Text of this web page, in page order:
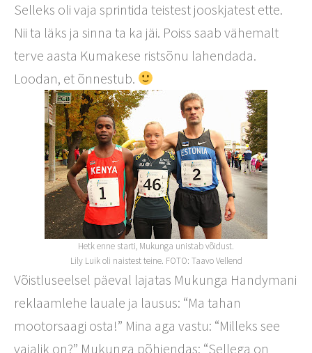
Selleks oli vaja sprintida teistest jooskjatest ette.
Nii ta läks ja sinna ta ka jäi. Poiss saab vähemalt
terve aasta Kumakese ristsõnu lahendada.
Loodan, et õnnestub.
Hetk enne starti, Mukunga unistab võidust.
Lily Luik oli naistest teine. FOTO: Taavo Vellend
Võistluseelsel päeval lajatas Mukunga Handymani
reklaamlehe lauale ja lausus: “Ma tahan
mootorsaagi osta!” Mina aga vastu: “Milleks see
vajalik on?” Mukunga põhjendas: “Sellega on